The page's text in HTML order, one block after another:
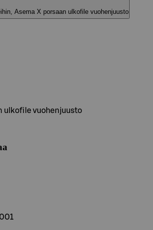
Asema X porsaan ulkofile vuohenjuusto
ulkofile vuohenjuusto